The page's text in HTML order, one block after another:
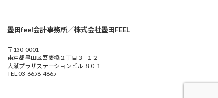
墨田feel会計事務所／株式会社墨田FEEL
〒130-0001
東京都墨田区吾妻橋２丁目３−１２
大瀬プラザステーションビル ８０１
TEL:03-6658-4865